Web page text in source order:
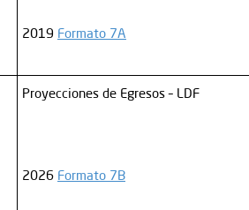
2019 Formato 7A
Proyecciones de Egresos – LDF
2026 Formato 7B